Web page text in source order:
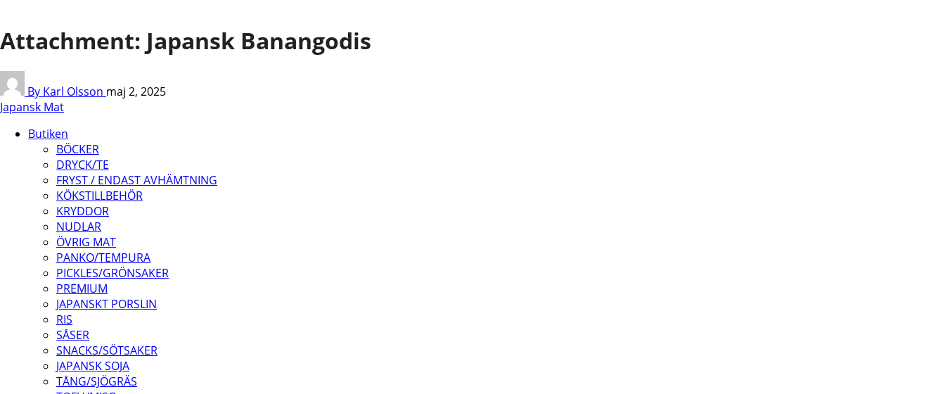
Attachment: Japansk Banangodis
By Karl Olsson maj 2, 2025
Japansk Mat
Butiken
BÖCKER
DRYCK/TE
FRYST / ENDAST AVHÄMTNING
KÖKSTILLBEHÖR
KRYDDOR
NUDLAR
ÖVRIG MAT
PANKO/TEMPURA
PICKLES/GRÖNSAKER
PREMIUM
JAPANSKT PORSLIN
RIS
SÅSER
SNACKS/SÖTSAKER
JAPANSK SOJA
TÅNG/SJÖGRÄS